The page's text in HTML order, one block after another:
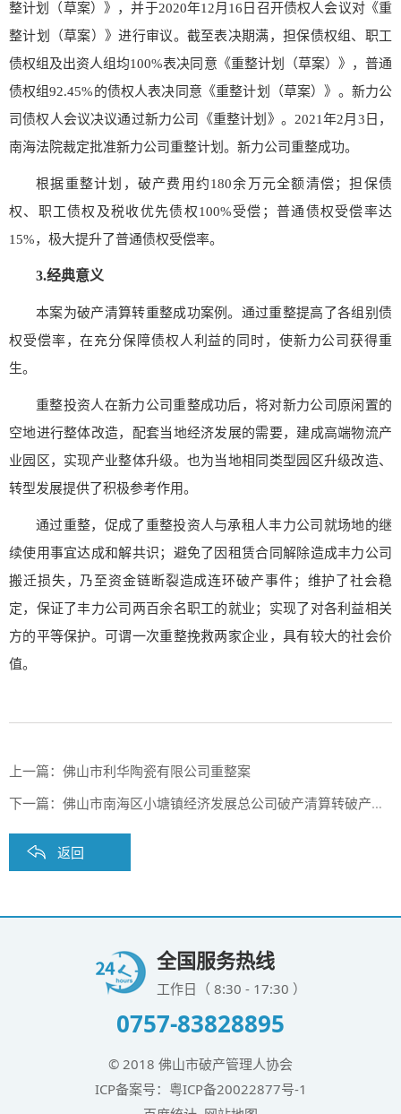
整计划（草案）》，并于2020年12月16日召开债权人会议对《重
整计划（草案）》进行审议。截至表决期满，担保债权组、职工
债权组及出资人组均100%表决同意《重整计划（草案）》，普通
债权组92.45%的债权人表决同意《重整计划（草案） 》。新力公
司债权人会议决议通过新力公司《重整计划》。2021年2月3日，
南海法院裁定批准新力公司重整计划。新力公司重整成功。
根据重整计划，破产费用约180余万元全额清偿；担保债
权、职工债权及税收优先债权100%受偿；普通债权受偿率达
15%，极大提升了普通债权受偿率。
3.经典意义
本案为破产清算转重整成功案例。 通过重整提高了各组别债
权受偿率，在充分保障债权人利益的同时，使新力公司获得重
生。
重整投资人在新力公司重整成功后，将对新力公司原闲置的
空地进行整体改造，配套当地经济发展的需要，建成高端物流产
业园区 ，实现产业整体升级。也为当地相同类型园区升级改造、
转型发展提供了积极参考作用。
通过重整，促成了重整投资人与承租 人丰力公司 就场地的继
续使用事宜达成和解共识；避免了因租赁合同解除造成丰力公司
搬迁损失，乃至资金链断裂造成连环破产事件；维护了社会稳
定，保证了丰力公司两百余名职工的就业；
实现了对各利益相关
方的平等保护。可谓一次重整挽救两家企业，具有较大的社会价
值。
上一篇： 佛山市利华陶瓷有限公司重整案
下一篇： 佛山市南海区小塘镇经济发展总公司破产清算转破产和解案
返回
全国服务热线
工作日（ 8:30 - 17:30 ）
0757-83828895
© 2018 佛山市破产管理人协会
ICP备案号： 粤ICP备20022877号-1